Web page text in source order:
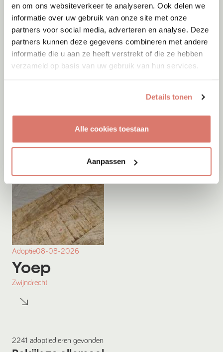
en om ons websiteverkeer te analyseren. Ook delen we
informatie over uw gebruik van onze site met onze
partners voor social media, adverteren en analyse. Deze
partners kunnen deze gegevens combineren met andere
informatie die u aan ze heeft verstrekt of die ze hebben
verzameld op basis van uw gebruik van hun services.
Details tonen
Alle cookies toestaan
Aanpassen
Vlaardingen
Adoptie08-08-2026
Yoep
Zwijndrecht
2241 adoptiedieren gevonden